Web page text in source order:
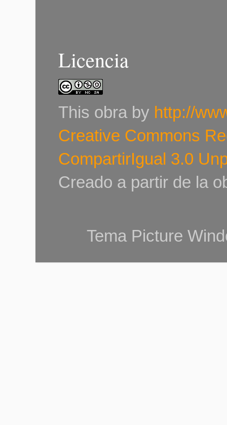
Licencia
This obraby http://
Creative Commons
CompartirIgual 3.0
Creado a partir de la
Tema Picture